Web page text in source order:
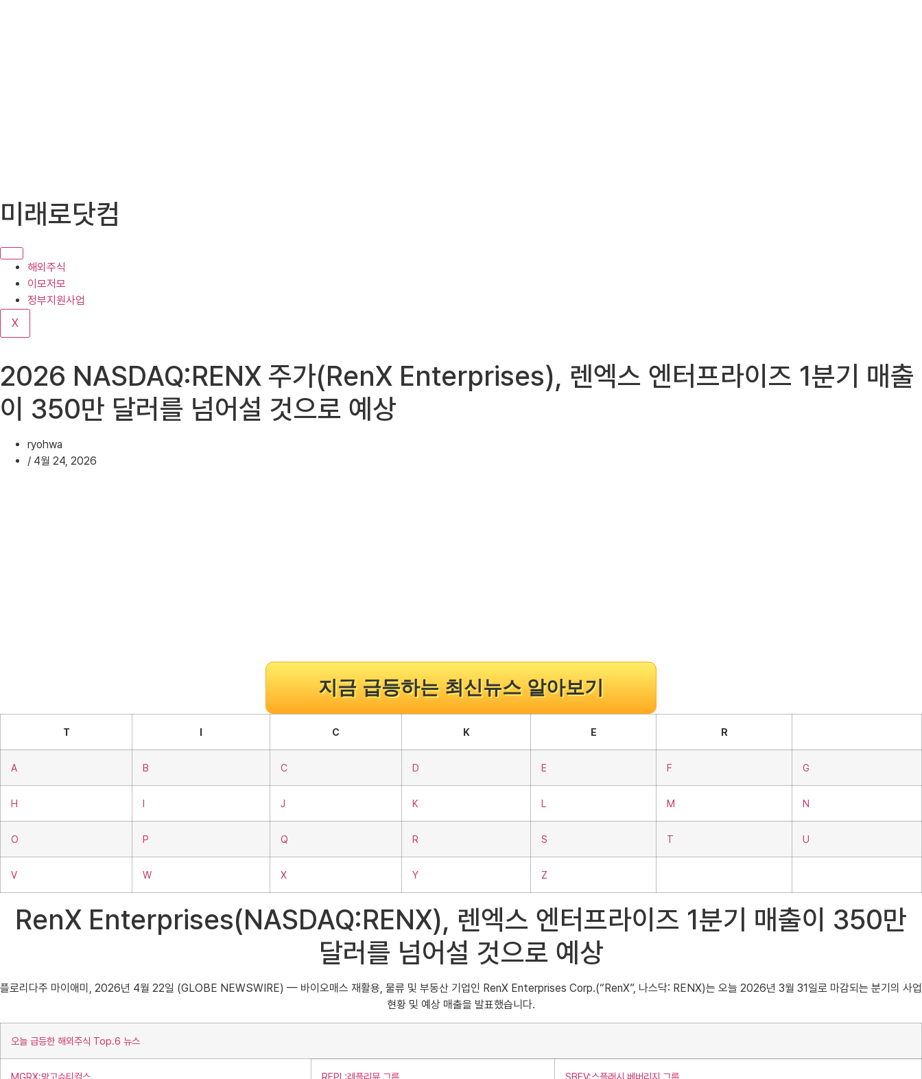
텐
로
기
미래로닷컴
해외주식
이모저모
정부지원사업
X
2026 NASDAQ:RENX 주가(RenX Enterprises), 렌엑스 엔터프라이즈 1분기 매출
이 350만 달러를 넘어설 것으로 예상
ryohwa
/ 4월 24, 2026
지금 급등하는 최신뉴스 알아보기
T I C K E R
A B C D E F G
H I J K L M N
O P Q R S T U
V W X Y Z
RenX Enterprises(NASDAQ:RENX), 렌엑스 엔터프라이즈 1분기 매출이 350만
달러를 넘어설 것으로 예상
플로리다주 마이애미, 2026년 4월 22일 (GLOBE NEWSWIRE) — 바이오매스 재활용, 물류 및 부동산 기업인 RenX Enterprises Corp.(“RenX”, 나스닥: RENX)는 오늘 2026년 3월 31일로 마감되는 분기의 사업
현황 및 예상 매출을 발표했습니다.
오늘 급등한 해외주식 Top.6 뉴스